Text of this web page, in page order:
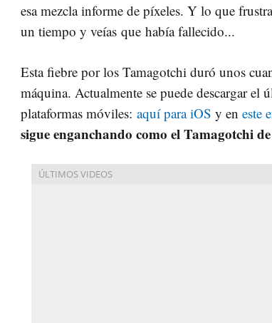
esa mezcla informe de píxeles. Y lo que
un tiempo y veías que había fallecido...
Esta fiebre por los Tamagotchi duró unos
máquina. Actualmente se puede descargar
plataformas móviles: aquí para iOS y en este
sigue enganchando como el Tamagotchi